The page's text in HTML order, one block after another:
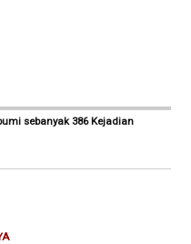
sebanyak 386 Kejadian